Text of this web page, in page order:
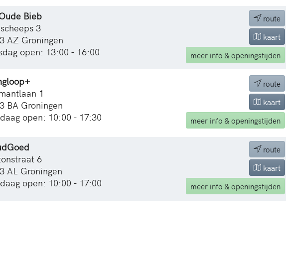
Bieb
3
AZ Groningen
open: 13:00 - 16:00
route
kaart
meer info & openingstijden
1
BA Groningen
open: 10:00 - 17:30
route
kaart
meer info & openingstijden
6
AL Groningen
open: 10:00 - 17:00
route
kaart
meer info & openingstijden